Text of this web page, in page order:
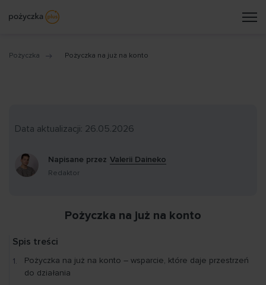
Pożyczka Pożyczka na już na konto
Data aktualizacji: 26.05.2026
Napisane przez Valerii Daineko
Redaktor
Pożyczka na już na konto
Spis treści
Pożyczka na już na konto – wsparcie, które daje przestrzeń
do działania